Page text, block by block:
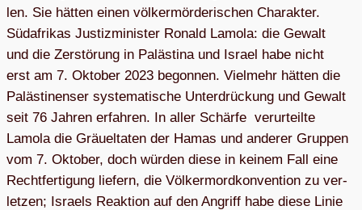
len. Sie hät­ten einen völ­ker­mör­de­ri­schen Cha­rak­ter.
Süd­afri­kas Jus­tiz­mi­nis­ter Ronald Lamola: die Gewalt
und die Zer­stö­rung in Paläs­tina und Israel habe nicht
erst am 7. Okto­ber 2023 begon­nen. Viel­mehr hät­ten die
Paläs­ti­nen­ser sys­te­ma­ti­sche Unter­drü­ckung und Gewalt
seit 76 Jah­ren erfah­ren. In aller Schärfe ver­ur­teilte
Lamola die Gräu­el­ta­ten der Hamas und ande­rer Grup­pen
vom 7. Okto­ber, doch wür­den diese in kei­nem Fall eine
Recht­fer­ti­gung lie­fern, die Völ­ker­mord­kon­ven­tion zu ver­
let­zen; Isra­els Reak­tion auf den Angriff habe diese Linie